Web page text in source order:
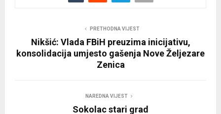
PRETHODNA VIJEST
Nikšić: Vlada FBiH preuzima inicijativu,
konsolidacija umjesto gašenja Nove Željezare
Zenica
NAREDNA VIJEST
Sokolac stari grad